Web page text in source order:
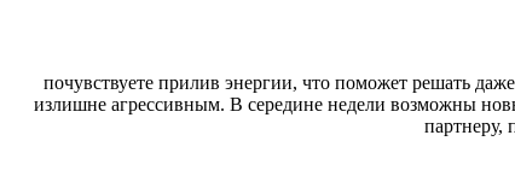
почувствуете прилив энергии, что поможет решать
излишне агрессивным. В середине недели возможны
партнеру,